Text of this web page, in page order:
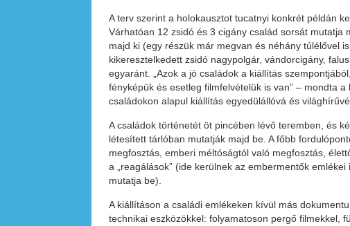
A terv szerint a holokausztot tucatnyi konkrét példán
Várhatóan 12 zsidó és 3 cigány család sorsát
majd ki (egy részük már megvan és néhány túlélővel
kikeresztelkedett zsidó nagypolgár, vándorcigány,
egyaránt. „Azok a jó családok a kiállítás
fényképük és esetleg filmfelvételük is van” – mondta
családokon alapul kiállítás egyedülállóvá és
A családok történetét öt pincében lévő teremben, és
létesített tárlóban mutatják majd be. A főbb
megfosztás, emberi méltóságtól való megfosztás,
a „reagálások” (ide kerülnek az embermentők
mutatja be).
A kiállításon a családi emlékeken kívül más
technikai eszközökkel: folyamatoson pergő filmekkel,